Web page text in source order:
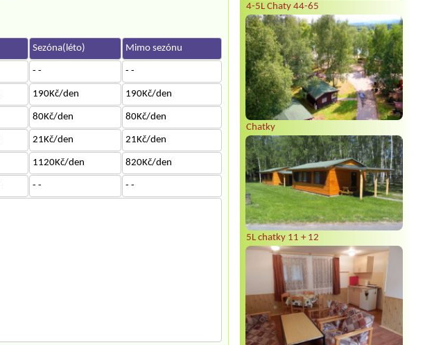
4-5L Chaty 44-65
Chatky
5L chatky 11 + 12
Sezóna(léto) Mimo sezónu
- - - -
190Kč/den 190Kč/den
80Kč/den 80Kč/den
21Kč/den 21Kč/den
1120Kč/den 820Kč/den
- - - -